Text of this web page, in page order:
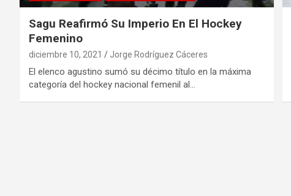
Sagu Reafirmó Su Imperio En El Hockey
Femenino
diciembre 10, 2021 Jorge Rodríguez Cáceres
El elenco agustino sumó su décimo título en la máxima
categoría del hockey nacional femenil al…